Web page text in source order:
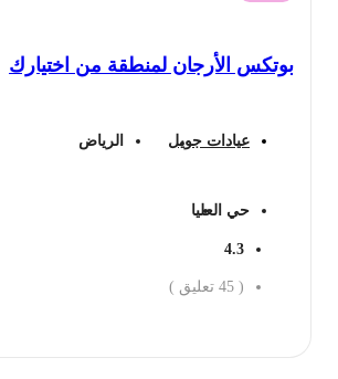
بوتكس الأرجان لمنطقة من اختيارك
عيادات جويل الرياض
حي العليا
4.3
45 تعليق )